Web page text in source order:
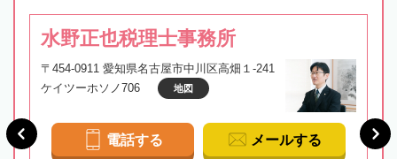
水野正也税理士事務所
〒454-0911 愛知県名古屋市中川区高畑１-241
ケイツーホソノ706
地図
電話する メールする